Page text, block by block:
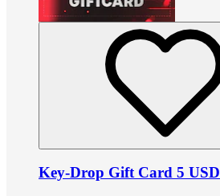
Key-Drop Gift Card 5 USD